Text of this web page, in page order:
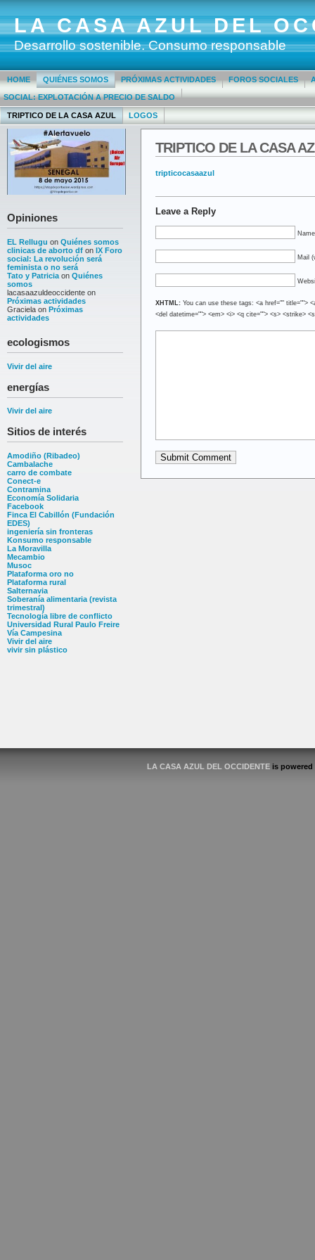
LA CASA AZUL DEL
Desarrollo sostenible. Consumo responsable
HOME QUIÉNES SOMOS PRÓXIMAS ACTIVIDADES FOROS SOCIALES
SOCIAL: EXPLOTACIÓN A PRECIO DE SALDO
TRIPTICO DE LA CASA AZUL LOGOS
Opiniones
EL Rellugu on Quiénes somos
clinicas de aborto df on IX Foro
social: La revolución será
feminista o no será
Tato y Patricia on Quiénes
somos
lacasaazuldeoccidente on
Próximas actividades
Graciela on Próximas
actividades
ecologismos
Vivir del aire
energías
Vivir del aire
Sitios de interés
Amodiño (Ribadeo)
Cambalache
carro de combate
Conect-e
Contramina
Economía Solidaria
Facebook
Finca El Cabillón (Fundación
EDES)
ingeniería sin fronteras
Konsumo responsable
La Moravilla
Mecambio
Musoc
Plataforma oro no
Plataforma rural
Salternavia
Soberanía alimentaria (revista
trimestral)
Tecnología libre de conflicto
Universidad Rural Paulo Freire
Vía Campesina
Vivir del aire
vivir sin plástico
TRIPTICO DE LA CASA
tripticocasaazul
Leave a Reply
Mail
XHTML: You can use these tags: <a href="" title="">
<del datetime=""> <em> <i> <q cite=""> <s> <strike>
LA CASA AZUL DEL OCCIDENTEis